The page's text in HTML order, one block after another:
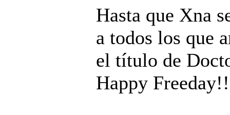
Hasta que Xna
a todos los que
el título de
Happy Freeday!!